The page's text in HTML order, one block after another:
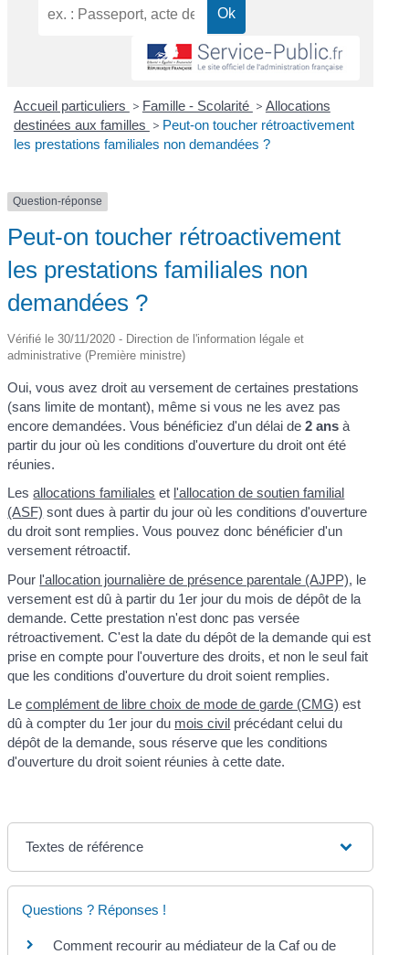
Accueil particuliers > Famille - Scolarité > Allocations
destinées aux familles > Peut-on toucher rétroactivement
les prestations familiales non demandées ?
Question-réponse
Peut-on toucher rétroactivement
les prestations familiales non
demandées ?
Vérifié le 30/11/2020 - Direction de l'information légale et
administrative (Première ministre)
Oui, vous avez droit au versement de certaines prestations
(sans limite de montant), même si vous ne les avez pas
encore demandées. Vous bénéficiez d'un délai de2 ans à
partir du jour où les conditions d'ouverture du droit ont été
réunies.
Lesallocations familiales et l'allocation de soutien familial
(ASF) sont dues à partir du jour où les conditions d'ouverture
du droit sont remplies. Vous pouvez donc bénéficier d'un
versement rétroactif.
Pour l'allocation journalière de présence parentale (AJPP), le
versement est dû à partir du 1er jour du mois de dépôt de la
demande. Cette prestation n'est donc pas versée
rétroactivement. C'est la date du dépôt de la demande qui est
prise en compte pour l'ouverture des droits, et non le seul fait
que les conditions d'ouverture du droit soient remplies.
Lecomplément de libre choix de mode de garde (CMG) est
dû à compter du 1er jour du mois civil précédant celui du
dépôt de la demande, sous réserve que les conditions
d'ouverture du droit soient réunies à cette date.
Textes de référence
Questions ? Réponses !
Comment recourir au médiateur de la Caf ou de